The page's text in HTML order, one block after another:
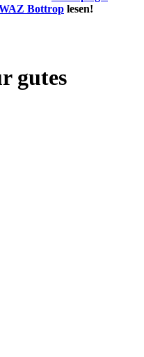
Bottrop lesen!
gutes